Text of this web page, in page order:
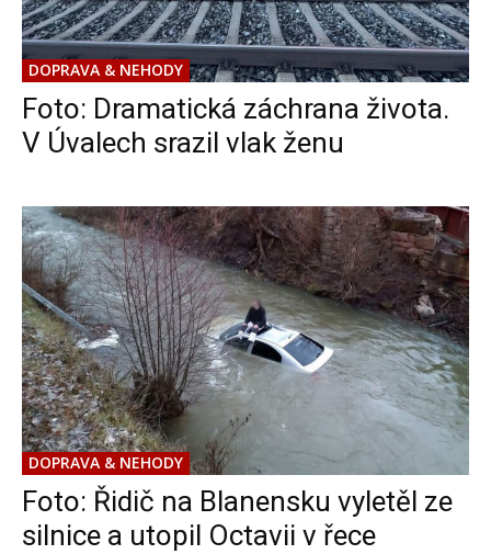
DOPRAVA & NEHODY
Foto: Dramatická záchrana života.
V Úvalech srazil vlak ženu
DOPRAVA & NEHODY
Foto: Řidič na Blanensku vyletěl ze
silnice a utopil Octavii v řece